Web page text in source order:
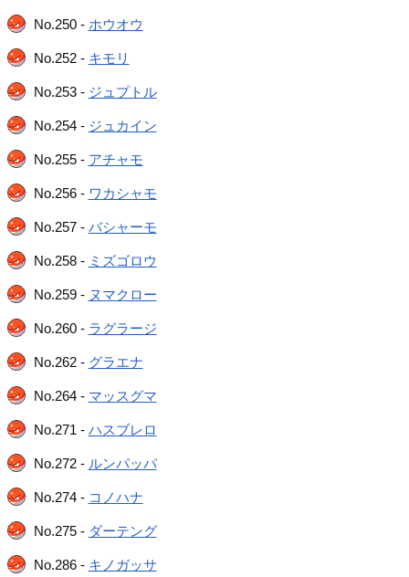
No.250 - ホウオウ
No.252 - キモリ
No.253 - ジュプトル
No.254 - ジュカイン
No.255 - アチャモ
No.256 - ワカシャモ
No.257 - バシャーモ
No.258 - ミズゴロウ
No.259 - ヌマクロー
No.260 - ラグラージ
No.262 - グラエナ
No.264 - マッスグマ
No.271 - ハスブレロ
No.272 - ルンパッパ
No.274 - コノハナ
No.275 - ダーテング
No.286 - キノガッサ